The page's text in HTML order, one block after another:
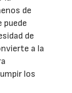
de
puede
de
a la
los